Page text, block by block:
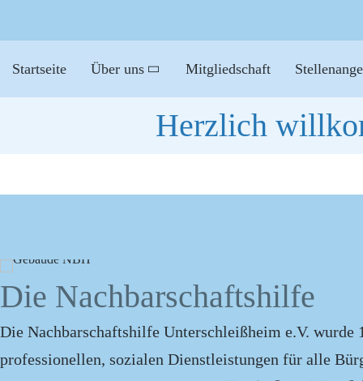
Startseite Über uns Mitgliedschaft
Herzlich
Die Nachbarschaftshilfe
Die Nachbarschaftshilfe Unterschleißheim e.V.
professionellen, sozialen Dienstleistungen für alle